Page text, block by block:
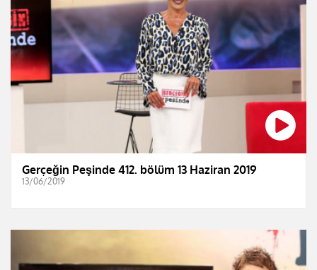
Gerçeğin Peşinde 412. bölüm 13 Haziran 2019
13/06/2019